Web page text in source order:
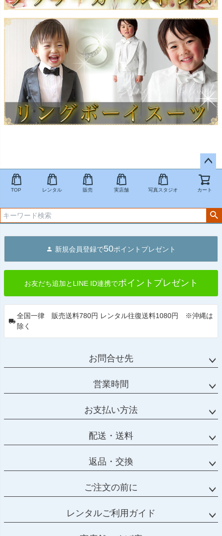
ペー
ジト
へ
TOP レンタル 販売 実店舗 写真スタジオ カート
新規会員登録で50ポイントプレゼント
お友だち追加とLINE ID連携でポイントプレゼント
全国一律 販売送料780円 レンタル往復送料1080円 ※沖縄は
除く
お問合せ先
営業時間
お支払い方法
配送・送料
返品・交換
ご注文の前に
レンタルご利用ガイド